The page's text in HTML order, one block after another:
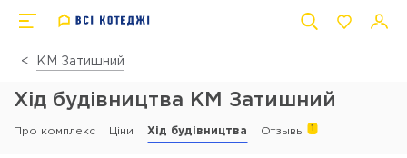
КМ Затишний
Хід будівництва КМ Затишний
Про комплекс Ціни Хід будівництва Отзывы 1